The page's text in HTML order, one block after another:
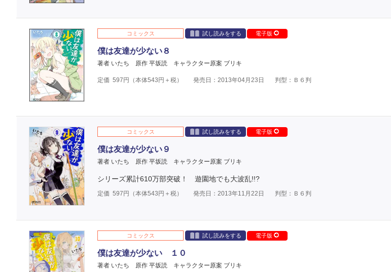
コミックス 試し読みをする 電子版
僕は友達が少ない８
著者 いたち 原作 平坂読 キャラクター原案 ブリキ
定価 597円（本体543円＋税） 発売日：2013年04月23日 判型：Ｂ６判
コミックス 試し読みをする 電子版
僕は友達が少ない９
著者 いたち 原作 平坂読 キャラクター原案 ブリキ
シリーズ累計610万部突破！ 遊園地でも大波乱!!?
定価 597 円（本体543 円＋税） 発売日：2013年11月22日 判型：Ｂ６判
コミックス 試し読みをする 電子版
僕は友達が少ない １０
著者 いたち 原作 平坂読 キャラクター原案 ブリキ